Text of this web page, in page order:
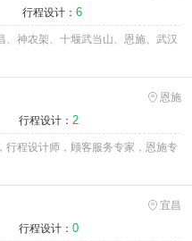
行程设计： 6
、神农架、十堰武当山、恩施、武汉
恩施
行程设计： 2
行程设计师，顾客服务专家，恩施专
宜昌
行程设计： 0